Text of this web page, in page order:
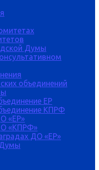
Думы
объединений
ЕР
КПРФ
«ЕР»
«КПРФ»
ДО «ЕР»